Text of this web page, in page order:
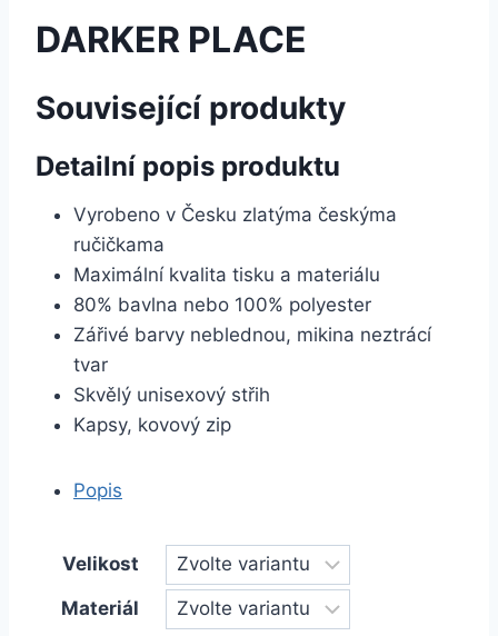
DARKER PLACE
Související produkty
Detailní popis produktu
Vyrobeno v Česku zlatýma českýma
ručičkama
Maximální kvalita tisku a materiálu
80% bavlna nebo 100% polyester
Zářivé barvy neblednou, mikina neztrácí
tvar
Skvělý unisexový střih
Kapsy, kovový zip
Popis
Velikost
Materiál